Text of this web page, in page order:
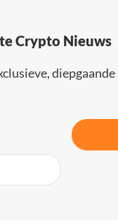
Crypto Nieuws